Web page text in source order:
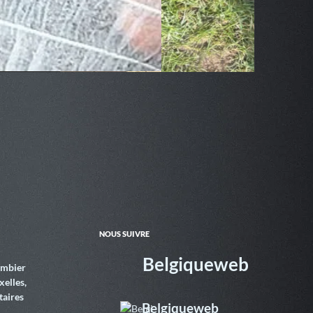
NOUS SUIVRE
Belgiqueweb
Belgiqueweb